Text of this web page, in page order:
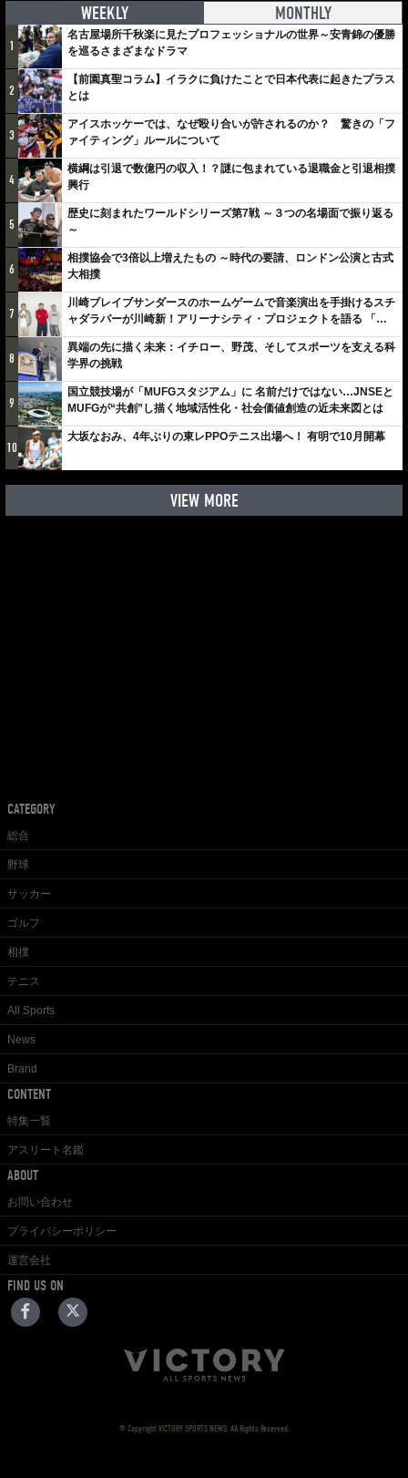
WEEKLY MONTHLY
1
名古屋場所千秋楽に見たプロフェッショナルの世界～安青錦の優勝
を巡るさまざまなドラマ
2
【前園真聖コラム】イラクに負けたことで日本代表に起きたプラス
とは
3
アイスホッケーでは、なぜ殴り合いが許されるのか？ 驚きの「フ
ァイティング」ルールについて
4
横綱は引退で数億円の収入！？謎に包まれている退職金と引退相撲
興行
5
歴史に刻まれたワールドシリーズ第7戦 ～３つの名場面で振り返る
～
6
相撲協会で3倍以上増えたもの ～時代の要請、ロンドン公演と古式
大相撲
7
川崎ブレイブサンダースのホームゲームで音楽演出を手掛けるスチ
ャダラパーが川崎新！アリーナシティ・プロジェクトを語る 「楽
しみでしかないでしょ。川崎は、ずっと成長曲線だから」
8
異端の先に描く未来：イチロー、野茂、そしてスポーツを支える科
学界の挑戦
9
国立競技場が「MUFGスタジアム」に 名前だけではない…JNSEと
MUFGが“共創”し描く地域活性化・社会価値創造の近未来図とは
10
大坂なおみ、4年ぶりの東レPPOテニス出場へ！ 有明で10月開幕
VIEW MORE
CATEGORY
総合
野球
サッカー
ゴルフ
相撲
テニス
All Sports
News
Brand
CONTENT
特集一覧
アスリート名鑑
ABOUT
お問い合わせ
プライバシーポリシー
運営会社
FIND US ON
© Copyright VICTORY SPORTS NEWS. All Rights Reserved.